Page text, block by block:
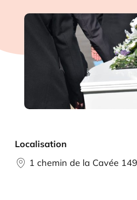
Localisation
1 chemin de la Cavée